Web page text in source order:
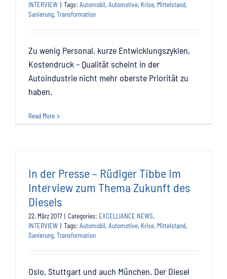
INTERVIEW | Tags: Automobil, Automotive, Krise, Mittelstand,
Sanierung, Transformation
Zu wenig Personal, kurze Entwicklungszyklen,
Kostendruck – Qualität scheint in der
Autoindustrie nicht mehr oberste Priorität zu
haben.
Read More
In der Presse – Rüdiger Tibbe im
Interview zum Thema Zukunft des
Diesels
22. März 2017 | Categories: EXCELLIANCE NEWS,
INTERVIEW | Tags: Automobil, Automotive, Krise, Mittelstand,
Sanierung, Transformation
Oslo, Stuttgart und auch München. Der Diesel